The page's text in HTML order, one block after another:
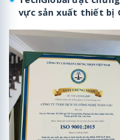
vực sản xuất thiết bị